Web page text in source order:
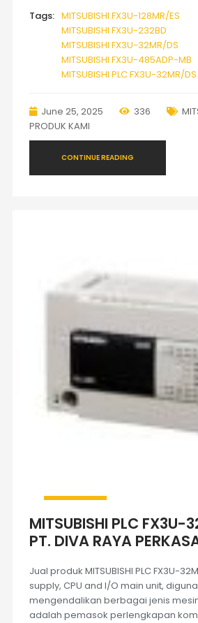
Tags: MITSUBISHI FX3U-128MR/ES
MITSUBISHI FX3U-232BD
MITSUBISHI FX3U-32MR/DS
MITSUBISHI FX3U-485ADP-MB
MITSUBISHI PLC FX3U-32MR/DS
June 25, 2025 336
PRODUK KAMI
CONTINUE READING
MITSUBISHI PLC FX3U-
PT. DIVA RAYA
Jual produk MITSUBISHI PLC FX3U-
supply, CPU and I/O main unit,
mengendalikan berbagai jenis
adalah pemasok perlengkapan